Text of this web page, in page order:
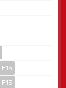
F15
F15